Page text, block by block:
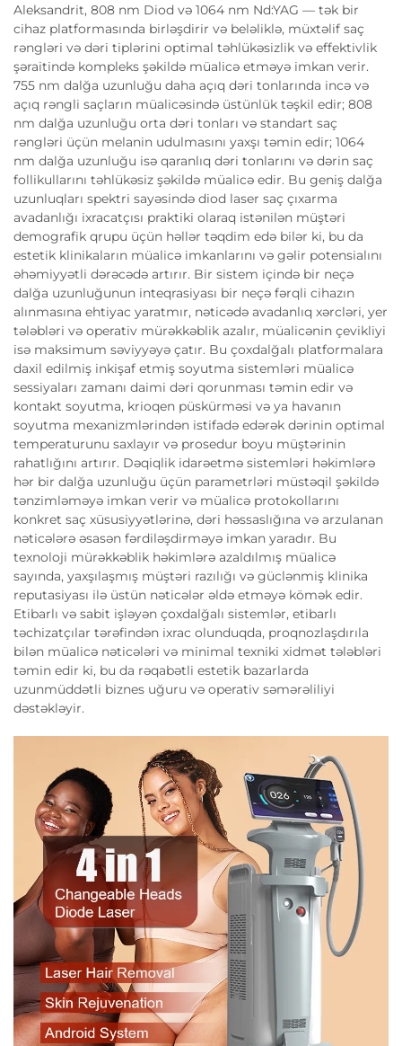
Aleksandrit, 808 nm Diod və 1064 nm Nd:YAG — tək bir
cihaz platformasında birləşdirir və beləliklə, müxtəlif saç
rəngləri və dəri tiplərini optimal təhlükəsizlik və effektivlik
şəraitində kompleks şəkildə müalicə etməyə imkan verir.
755 nm dalğa uzunluğu daha açıq dəri tonlarında incə və
açıq rəngli saçların müalicəsində üstünlük təşkil edir; 808
nm dalğa uzunluğu orta dəri tonları və standart saç
rəngləri üçün melanin udulmasını yaxşı təmin edir; 1064
nm dalğa uzunluğu isə qaranlıq dəri tonlarını və dərin saç
follikullarını təhlükəsiz şəkildə müalicə edir. Bu geniş dalğa
uzunluqları spektri sayəsində diod laser saç çıxarma
avadanlığı ixracatçısı praktiki olaraq istənilən müştəri
demografik qrupu üçün həllər təqdim edə bilər ki, bu da
estetik klinikaların müalicə imkanlarını və gəlir potensialını
əhəmiyyətli dərəcədə artırır. Bir sistem içində bir neçə
dalğa uzunluğunun inteqrasiyası bir neçə fərqli cihazın
alınmasına ehtiyac yaratmır, nəticədə avadanlıq xərcləri, yer
tələbləri və operativ mürəkkəblik azalır, müalicənin çevikliyi
isə maksimum səviyyəyə çatır. Bu çoxdalğalı platformalara
daxil edilmiş inkişaf etmiş soyutma sistemləri müalicə
sessiyaları zamanı daimi dəri qorunması təmin edir və
kontakt soyutma, krioqen püskürməsi və ya havanın
soyutma mexanizmlərindən istifadə edərək dərinin optimal
temperaturunu saxlayır və prosedur boyu müştərinin
rahatlığını artırır. Dəqiqlik idarəetmə sistemləri həkimlərə
hər bir dalğa uzunluğu üçün parametrləri müstəqil şəkildə
tənzimləməyə imkan verir və müalicə protokollarını
konkret saç xüsusiyyətlərinə, dəri həssaslığına və arzulanan
nəticələrə əsasən fərdiləşdirməyə imkan yaradır. Bu
texnoloji mürəkkəblik həkimlərə azaldılmış müalicə
sayında, yaxşılaşmış müştəri razılığı və güclənmiş klinika
reputasiyası ilə üstün nəticələr əldə etməyə kömək edir.
Etibarlı və sabit işləyən çoxdalğalı sistemlər, etibarlı
təchizatçılar tərəfindən ixrac olunduqda, proqnozlaşdırıla
bilən müalicə nəticələri və minimal texniki xidmət tələbləri
təmin edir ki, bu da rəqabətli estetik bazarlarda
uzunmüddətli biznes uğuru və operativ səmərəliliyi
dəstəkləyir.